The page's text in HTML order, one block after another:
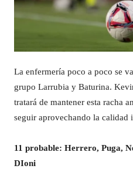
La enfermería poco a poco se
grupo Larrubia y Baturina.
tratará de mantener esta racha
seguir aprovechando la calidad
11 probable: Herrero, Puga,
DIoni